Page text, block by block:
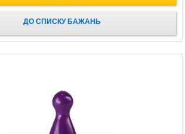
ДО СПИСКУ БАЖАНЬ